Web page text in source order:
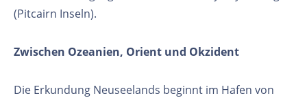
(Pitcairn Inseln).
Zwischen Ozeanien, Orient und Okzident
Die Erkundung Neuseelands beginnt im Hafen von